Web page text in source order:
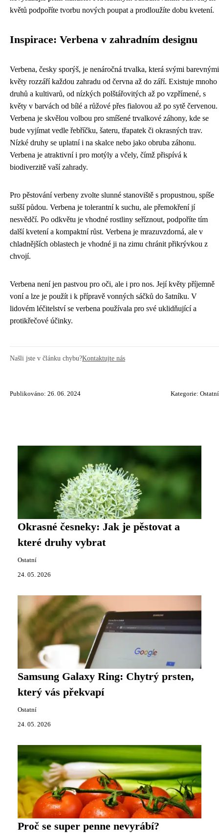
květů podpoříte tvorbu nových poupat a prodloužíte dobu kvetení.
Inspirace: Verbena v zahradním designu
Verbena, česky sporýš, je nenáročná trvalka, která svými barevnými
květy rozzáří každou zahradu od června až do září. Existuje mnoho
druhů a kultivarů, od nízkých polštářovitých až po vzpřímené, s
květy v barvách od bílé a růžové přes fialovou až po sytě červenou.
Verbena je skvělou volbou pro smíšené trvalkové záhony, kde se
bude vyjímat vedle řebříčku, šateru, třapatek či okrasných trav.
Nízké druhy se uplatní i na skalce nebo jako obruba záhonu.
Verbena je atraktivní i pro motýly a včely, čímž přispívá k
biodiverzitě vaší zahrady.
Pro pěstování verbeny zvolte slunné stanoviště s propustnou, spíše
sušší půdou. Verbena je tolerantní k suchu, ale přemokření jí
nesvědčí. Po odkvětu je vhodné rostliny seříznout, podpoříte tím
další kvetení a kompaktní růst. Verbena je mrazuvzdorná, ale v
chladnějších oblastech je vhodné ji na zimu chránit přikrývkou z
chvojí.
Verbena není jen pastvou pro oči, ale i pro nos. Její květy příjemně
voní a lze je použít i k přípravě vonných sáčků do šatníku. V
lidovém léčitelství se verbena používala pro své uklidňující a
protikřečové účinky.
Našli jste v článku chybu?Kontaktujte nás
Publikováno: 26. 06. 2024 Kategorie: Ostatní
Okrasné česneky: Jak je pěstovat a
které druhy vybrat
Ostatní
24. 05. 2026
Samsung Galaxy Ring: Chytrý prsten,
který vás překvapí
Ostatní
24. 05. 2026
Proč se super penne nevyrábí?